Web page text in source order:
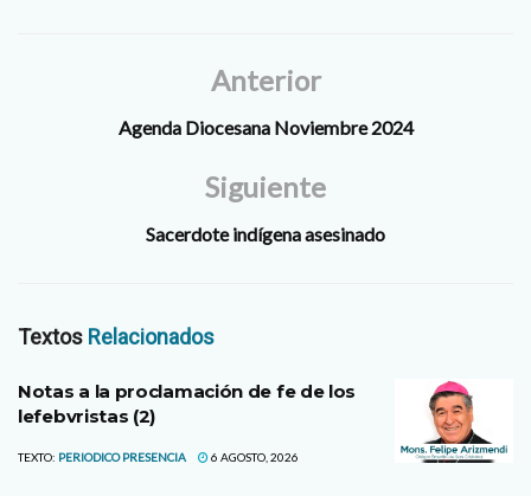
Anterior
Agenda Diocesana Noviembre 2024
Siguiente
Sacerdote indígena asesinado
Textos Relacionados
Notas a la proclamación de fe de los
lefebvristas (2)
TEXTO: PERIODICO PRESENCIA 6 AGOSTO, 2026